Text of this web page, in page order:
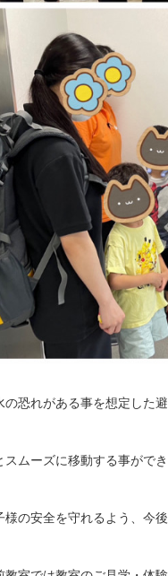
恐れがある事を想定した避
ムーズに移動する事がで
の安全を守れるよう、今